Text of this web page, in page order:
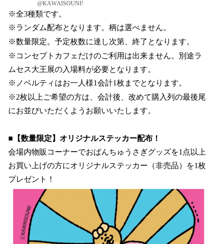
@KAWAISOUNI!
※全3種類です。
※ランダム配布となります。柄は選べません。
※数量限定。予定枚数に達し次第、終了となります。
※コンセプトカフェだけのご利用は出来ません。別途ラ
ムセス大王展の入場料が必要となります。
※ノベルティはお一人様1会計1枚までとなります。
※2枚以上ご希望の方は、会計後、改めて購入列の最後尾
にお並びいただくようお願いいたします。
■【数量限定】オリジナルステッカー配布！
会場内物販コーナーでおぱんちゅうさぎグッズを1点以上
お買い上げの方にオリジナルステッカー（非売品）を1枚
プレゼント！